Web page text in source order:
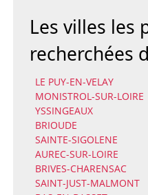
Les villes les
recherchées
LE PUY-EN-VELAY
MONISTROL-SUR-LOIRE
YSSINGEAUX
BRIOUDE
SAINTE-SIGOLENE
AUREC-SUR-LOIRE
BRIVES-CHARENSAC
SAINT-JUST-MALMONT